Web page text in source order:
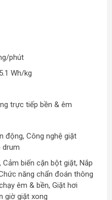
phút
5.1 Wh/kg
trực tiếp bền & êm
động, Công nghệ giặt
drum
biến cặn bột giặt, Nắp
năng chẩn đoán thông
êm & bền, Giặt hơi
giờ giặt xong